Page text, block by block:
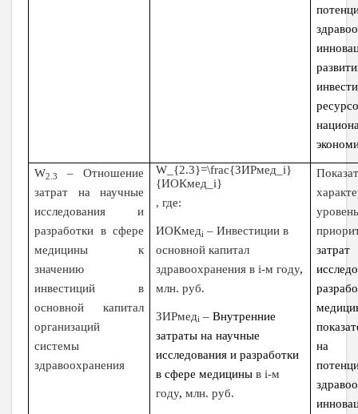
W2.3
– Отношение
затрат на научные
исследования и
разработки в сфере
медицины к
значению
инвестиций в
основной капитал
организаций
системы
здравоохранения
W_{2.3}=\frac{ЗИРмед_i}
{ИОКмед_i}
, где:
ИОКмедi –Инвестиции в
основной капитал
здравоохранения вi-м году,
млн. руб.
ЗИРмедi –Внутренние
затраты на научные
исследования и разработки
в сфере медицины вi-м
году,млн. руб.
на